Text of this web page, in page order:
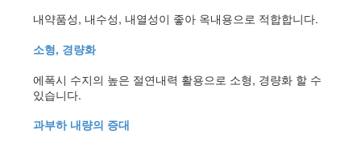
내약품성, 내수성, 내열성이 좋아 옥내용으로 적합합니다.
소형, 경량화
에폭시 수지의 높은 절연내력 활용으로 소형, 경량화 할 수
있습니다.
과부하 내량의 증대